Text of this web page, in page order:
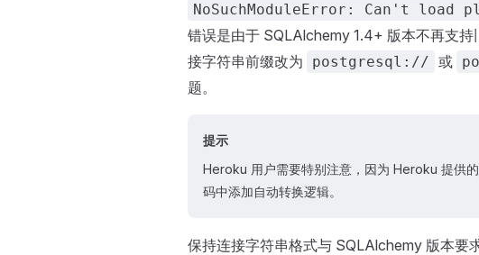
NoSuchModuleError: Can't load
错误是由于 SQLAlchemy 1.4+ 版本不再支持
接字符串前缀改为
postgresql:// 或
题。
提示
Heroku 用户需要特别注意，因为 Heroku 提供的
码中添加自动转换逻辑。
保持连接字符串格式与 SQLAlchemy 版本要